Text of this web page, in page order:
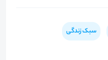
سبک زندگی